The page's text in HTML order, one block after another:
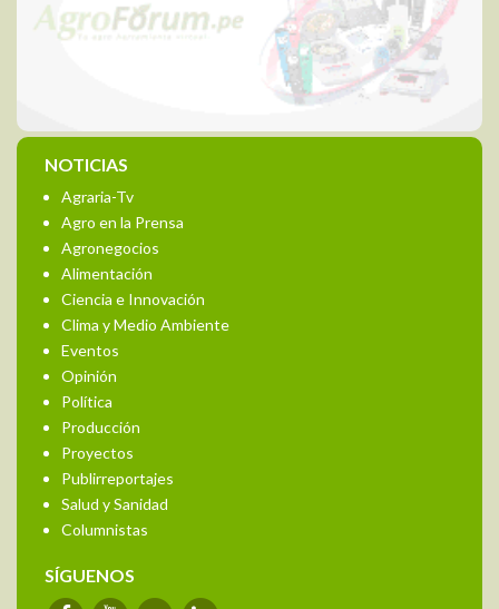
NOTICIAS
Agraria-Tv
Agro en la Prensa
Agronegocios
Alimentación
Ciencia e Innovación
Clima y Medio Ambiente
Eventos
Opinión
Política
Producción
Proyectos
Publirreportajes
Salud y Sanidad
Columnistas
SÍGUENOS